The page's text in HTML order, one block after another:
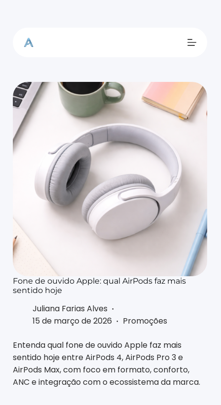
Fone de ouvido Apple: qual AirPods faz mais
sentido hoje
Juliana Farias Alves
15 de março de 2026
Promoções
Entenda qual fone de ouvido Apple faz mais
sentido hoje entre AirPods 4, AirPods Pro 3 e
AirPods Max, com foco em formato, conforto,
ANC e integração com o ecossistema da marca.